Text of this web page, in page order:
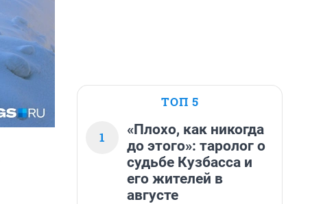
ТОП 5
1
«Плохо, как никогда
до этого»: таролог о
судьбе Кузбасса и
его жителей в
августе